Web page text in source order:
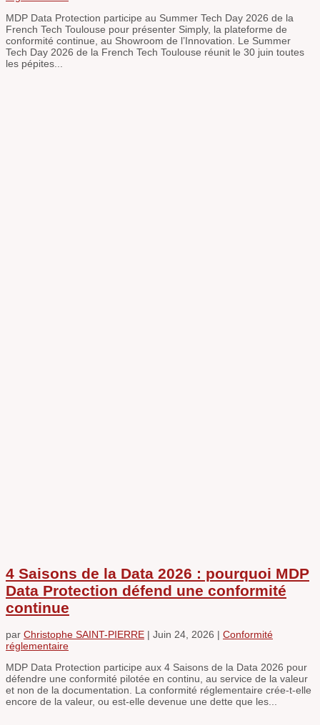
MDP Data Protection participe au Summer Tech Day 2026 de la
French Tech Toulouse pour présenter Simply, la plateforme de
conformité continue, au Showroom de l’Innovation. Le Summer
Tech Day 2026 de la French Tech Toulouse réunit le 30 juin toutes
les pépites...
4 Saisons de la Data 2026 : pourquoi MDP
Data Protection défend une conformité
continue
par Christophe SAINT-PIERRE | Juin 24, 2026 | Conformité
réglementaire
MDP Data Protection participe aux 4 Saisons de la Data 2026 pour
défendre une conformité pilotée en continu, au service de la valeur
et non de la documentation. La conformité réglementaire crée-t-elle
encore de la valeur, ou est-elle devenue une dette que les...